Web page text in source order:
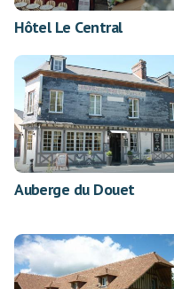
Hôtel Le Central
Auberge du Douet